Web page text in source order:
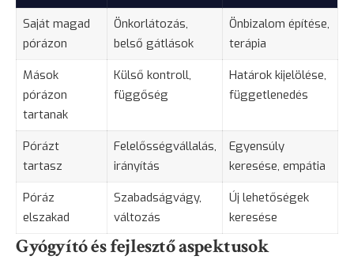
Saját magad
pórázon
Önkorlátozás,
belső gátlások
Önbizalom építése,
terápia
Mások
pórázon
tartanak
Külső kontroll,
függőség
Határok kijelölése,
függetlenedés
Pórázt
tartasz
Felelősségvállalás,
irányítás
Egyensúly
keresése, empátia
Póráz
elszakad
Szabadságvágy,
változás
Új lehetőségek
keresése
Gyógyító és fejlesztő aspektusok